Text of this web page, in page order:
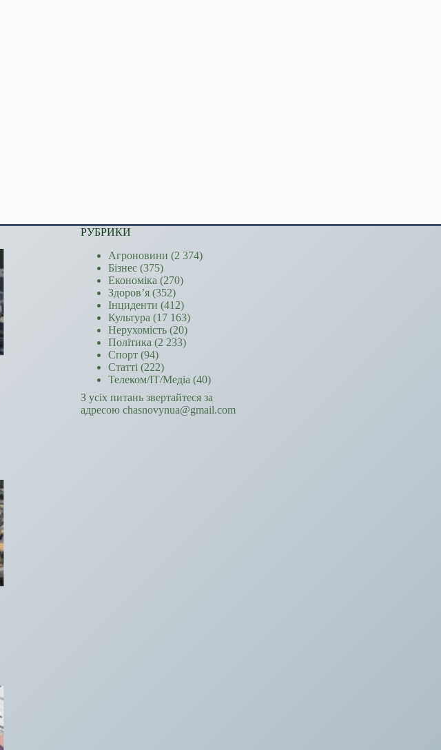
РУБРИКИ
Агроновини (2 374)
Бізнес (375)
Економіка (270)
Здоров’я (352)
Інциденти (412)
Культура (17 163)
Нерухомість (20)
Політика (2 233)
Спорт (94)
Статті (222)
Телеком/ІТ/Медіа (40)
З усіх питань звертайтеся за
адресою chasnovynua@gmail.com